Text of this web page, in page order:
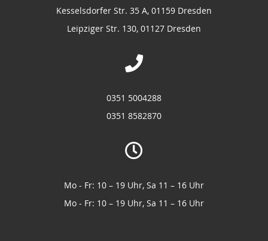
Kesselsdorfer Str. 35 A, 01159 Dresden
Leipziger Str. 130, 01127 Dresden
0351 5004288
0351 8582870
Mo - Fr: 10 – 19 Uhr, Sa 11 – 16 Uhr
Mo - Fr: 10 – 19 Uhr, Sa 11 – 16 Uhr